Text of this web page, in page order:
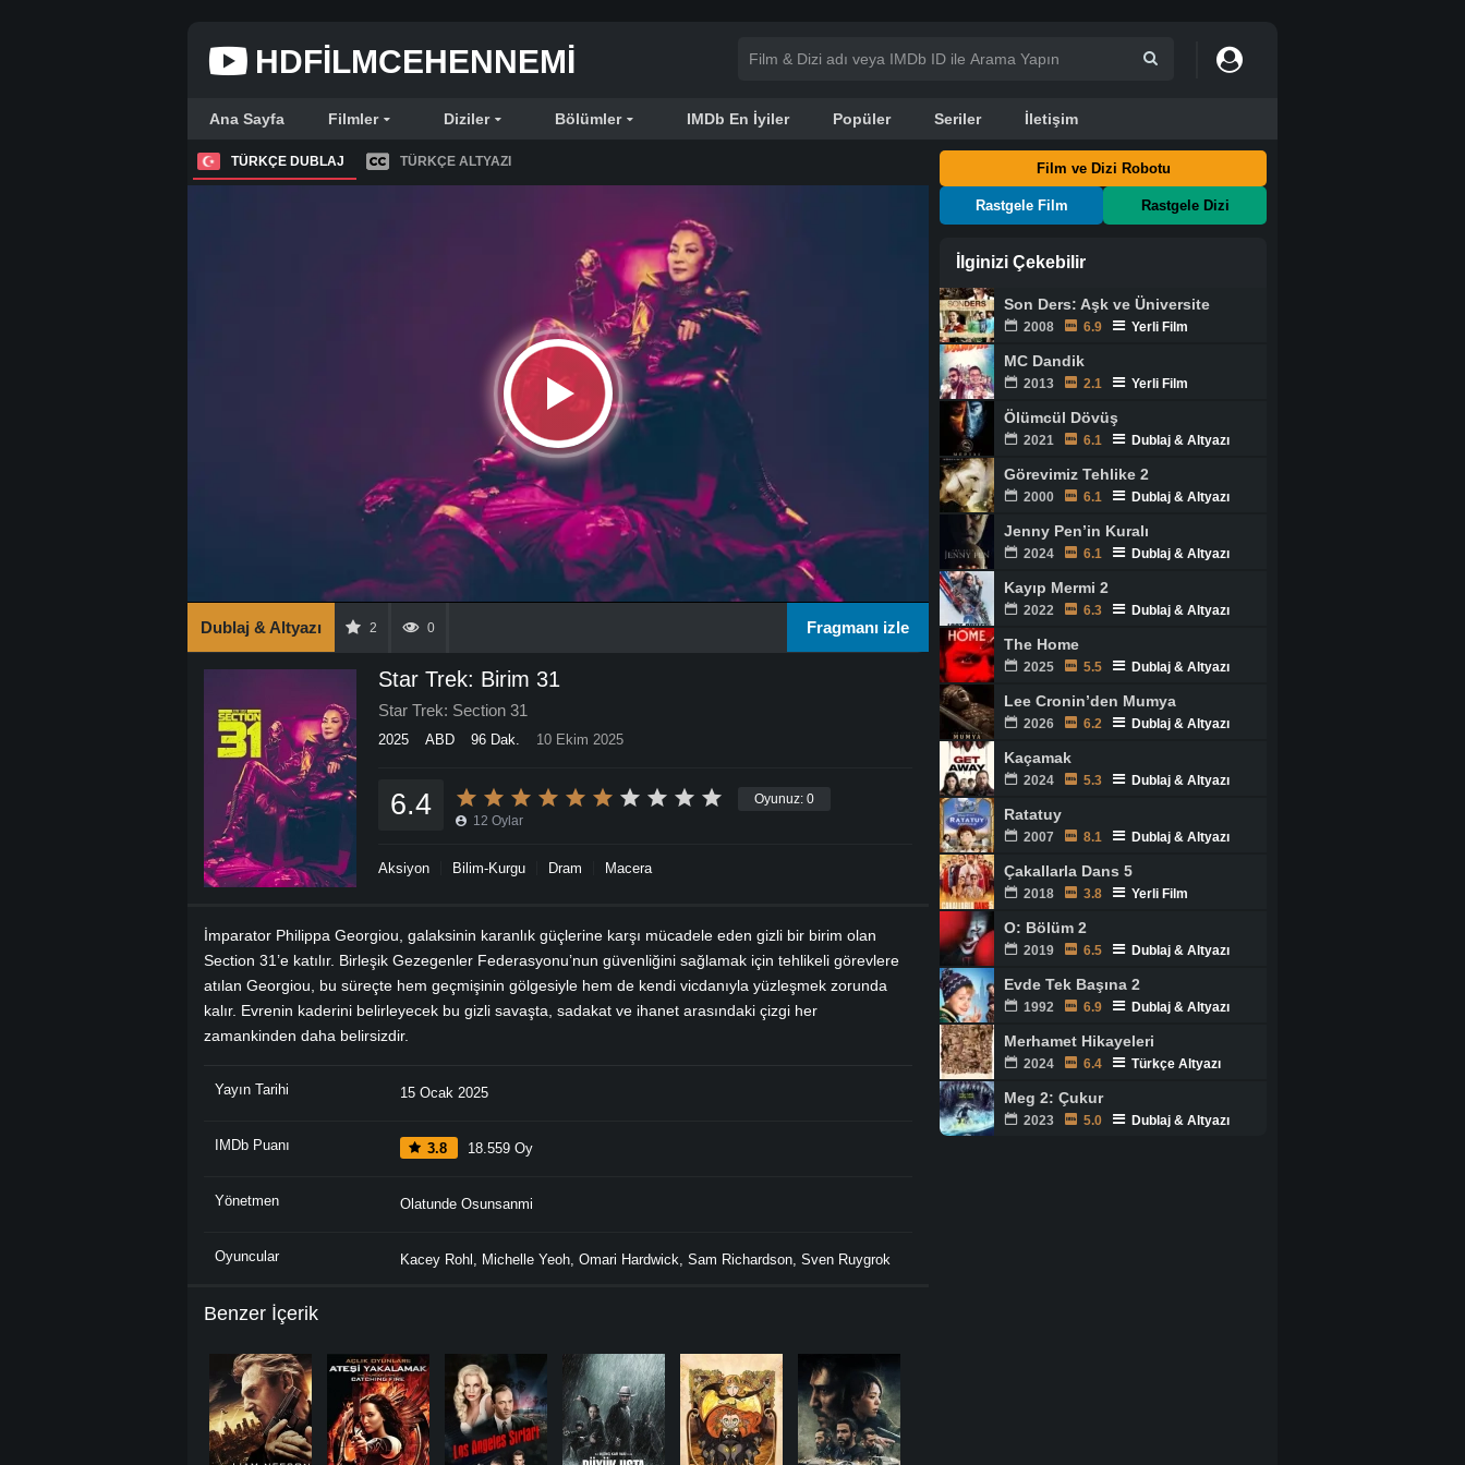
HDFILMCEHENNEMI
Ana Sayfa Filmler Diziler Bölümler IMDb En İyiler Popüler Seriler İletişim
TÜRKÇE DUBLAJ TÜRKÇE ALTYAZI
Dublaj & Altyazı 2 0 Fragmanı izle
Star Trek: Birim 31
Star Trek: Section 31
2025 ABD 96 Dak. 10 Ekim 2025
Oyunuz: 0
6.4 12 Oylar
Aksiyon Bilim-Kurgu Dram Macera
İmparator Philippa Georgiou, galaksinin karanlık güçlerine karşı mücadele eden gizli bir birim olan
Section 31’e katılır. Birleşik Gezegenler Federasyonu’nun güvenliğini sağlamak için tehlikeli görevlere
atılan Georgiou, bu süreçte hem geçmişinin gölgesiyle hem de kendi vicdanıyla yüzleşmek zorunda
kalır. Evrenin kaderini belirleyecek bu gizli savaşta, sadakat ve ihanet arasındaki çizgi her
zamankinden daha belirsizdir.
Yayın Tarihi 15 Ocak 2025
IMDb Puanı 3.8 18.559 Oy
Yönetmen Olatunde Osunsanmi
Oyuncular Kacey Rohl Michelle Yeoh Omari Hardwick Sam Richardson Sven Ruygrok
Benzer İçerik
Film ve Dizi Robotu
Rastgele Film Rastgele Dizi
İlginizi Çekebilir
Son Ders: Aşk ve Üniversite
2008 6.9 Yerli Film
MC Dandik
2013 2.1 Yerli Film
Ölümcül Dövüş
2021 6.1 Dublaj & Altyazı
Görevimiz Tehlike 2
2000 6.1 Dublaj & Altyazı
Jenny Pen’in Kuralı
2024 6.1 Dublaj & Altyazı
Kayıp Mermi 2
2022 6.3 Dublaj & Altyazı
The Home
2025 5.5 Dublaj & Altyazı
Lee Cronin’den Mumya
2026 6.2 Dublaj & Altyazı
Kaçamak
2024 5.3 Dublaj & Altyazı
Ratatuy
2007 8.1 Dublaj & Altyazı
Çakallarla Dans 5
2018 3.8 Yerli Film
O: Bölüm 2
2019 6.5 Dublaj & Altyazı
Evde Tek Başına 2
1992 6.9 Dublaj & Altyazı
Merhamet Hikayeleri
2024 6.4 Türkçe Altyazı
Meg 2: Çukur
2023 5.0 Dublaj & Altyazı